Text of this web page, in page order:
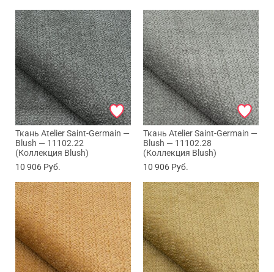
Ткань Atelier Saint-Germain —
Blush — 11102.22
(Коллекция Blush)
10 906 Руб.
Ткань Atelier Saint-Germain —
Blush — 11102.28
(Коллекция Blush)
10 906 Руб.